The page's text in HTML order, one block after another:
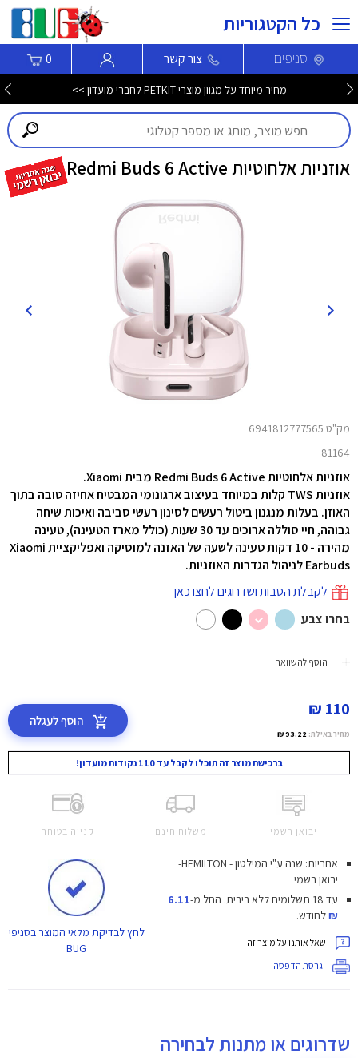
כל הקטגוריות
סניפים צור קשר 0
מחיר מיוחד על מגוון מוצרי PETKIT לחברי מועדון >>
אוזניות אלחוטיות Redmi Buds 6 Active
מק"ט 6941812777565
81164
אוזניות אלחוטיות Redmi Buds 6 Active מבית Xiaomi.
אוזניות TWS קלות במיוחד בעיצוב ארגונומי המבטיח אחיזה טובה בתוך
האוזן. בעלות מנגנון ביטול רעשים לסינון רעשי סביבה ואיכות שיחה
גבוהה, חיי סוללה ארוכים עד 30 שעות (כולל מארז הטעינה), טעינה
מהירה - 10 דקות טעינה לשעה של האזנה למוסיקה ואפליקציית Xiaomi
Earbuds לניהול הגדרות האוזניות.
לקבלת הטבות ושדרוגים לחצו כאן
בחרו צבע
הוסף להשוואה
110 ₪
מחיר באילת: 93.22 ₪
הוסף לעגלה
ברכישת מוצר זה תוכלו לקבל עד 110 נקודות מועדון!
יבואן רשמי משלוח חינם קנייה בטוחה
אחריות: שנה ע"י המילטון - HEMILTON-
יבואן רשמי
עד 18 תשלומים ללא ריבית.
החל מ-6.11
₪לחודש.
שאל אותנו על מוצר זה
גרסת הדפסה
לחץלבדיקת מלאי המוצר בסניפי
BUG
שדרוגים או מתנות לבחירה